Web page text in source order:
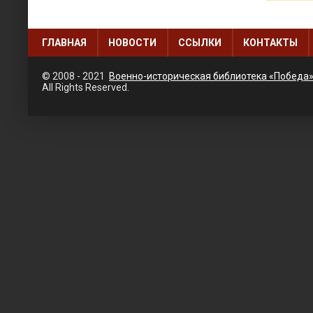
ГЛАВНАЯ НОВОСТИ ССЫЛКИ КОНТАКТЫ
© 2008 - 2021
Военно-историческая библиотека «Победа»
All Rights Reserved.